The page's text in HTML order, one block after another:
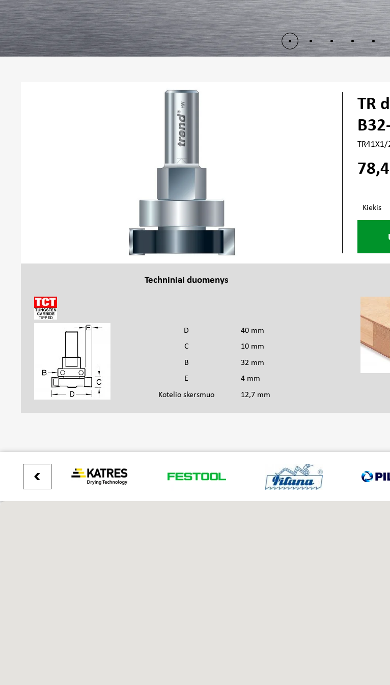
TR
TR41X1/
Kiekis
Techniniai duomenys
D
40 mm
C
10 mm
B
32 mm
E
4 mm
Kotelio skersmuo
12,7 mm